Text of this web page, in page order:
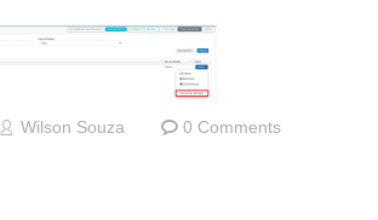
Wilson Souza 0 Comments